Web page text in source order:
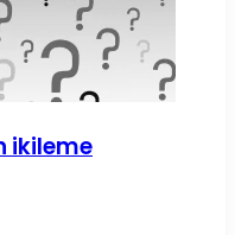
ikileme